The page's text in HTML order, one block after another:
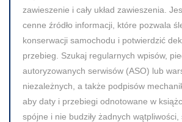
zawieszenie i cały układ zawieszenia.
cenne źródło informacji, które pozwala
konserwacji samochodu i potwierdzić
przebieg. Szukaj regularnych wpisów,
autoryzowanych serwisów (ASO) lub
niezależnych, a także podpisów
aby daty i przebiegi odnotowane w
spójne i nie budziły żadnych